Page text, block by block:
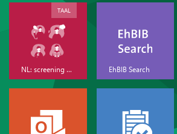
NL: screening & basis
TAAL
EhBIB Search